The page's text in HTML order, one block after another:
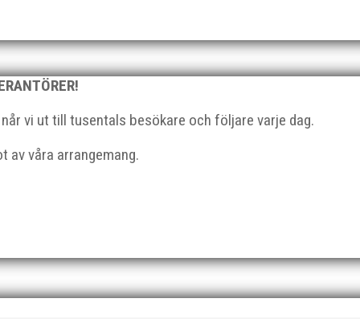
vi ut till tusentals besökare och följare varje dag.
av våra arrangemang.
Baserat på denna analys utvecklas...
Det tar inte många minuter och är väldigt värdefullt för
födda 2012-2018. Varje vecka är fylld av friidrott, lek och